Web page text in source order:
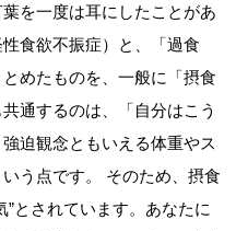
を一度は耳にしたことがあ
食欲不振症）と、「過食
めたものを、一般に「摂食
通するのは、「自分はこう
迫観念ともいえる体重やス
う点です。 そのため、摂食
とされています。あなたに